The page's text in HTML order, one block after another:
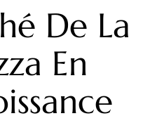
De La
En